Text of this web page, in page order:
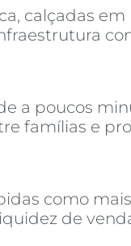
calçadas
a poucos
famílias e
como
de